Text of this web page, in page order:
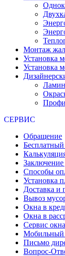
Монтаж
Установка
Установка
СЕРВИС
Обращение
Бесплатный
Заключение
Способы
Установка
Доставка и
Вывоз
Окна в
Окна в
Сервис окна
Мобильный
Письмо
Вопрос-